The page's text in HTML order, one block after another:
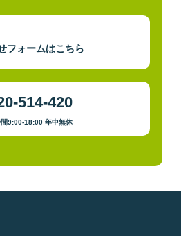
フォームはこちら
514-420
9:00-18:00 年中無休